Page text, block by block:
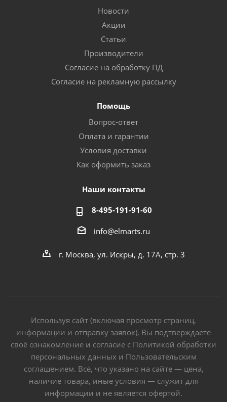
Новости
Акции
Статьи
Производители
Согласие на обработку ПД
Согласие на рекламную рассылку
Помощь
Вопрос-ответ
Оплата и гарантии
Условия доставки
Как оформить заказ
Наши контакты
8-495-191-91-60
info@elmarts.ru
г. Москва, ул. Искры, д. 17А, стр. 3
Используя сайт (включая просмотр страниц,
информации и отправку заявок), Вы подтверждаете
своё ознакомление и согласие с Политикой обработки
персональных данных и Пользовательским
соглашением. Всё, что указано на сайте — цена,
наличие товара, иные условия — служит для
информации и не является офертой.